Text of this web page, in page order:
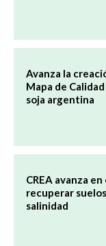
Avanza la
Mapa de
soja argentina
CREA avanza
recuperar
salinidad